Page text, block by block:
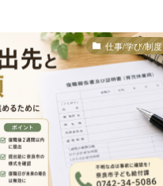
仕事/学び/制度